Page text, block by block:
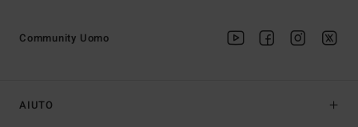
AIUTO
Community Uomo